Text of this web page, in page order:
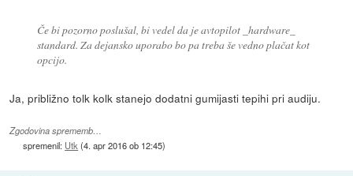
Če bi pozorno poslušal, bi vedel da je avtopilot _hardware_
standard. Za dejansko uporabo bo pa treba še vedno plačat kot
opcijo.
Ja, približno tolk kolk stanejo dodatni gumijasti tepihi pri audiju.
Zgodovina sprememb…
spremenil: Utk(4. apr 2016 ob 12:45)